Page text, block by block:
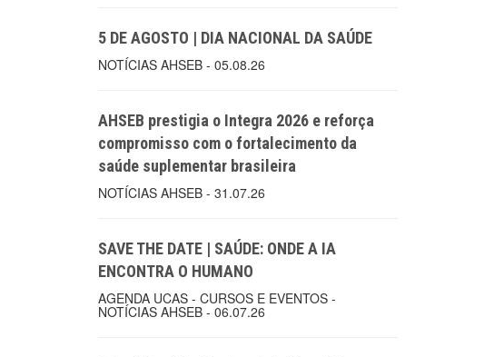
5 DE AGOSTO | DIA NACIONAL DA SAÚDE
NOTÍCIAS AHSEB - 05.08.26
AHSEB prestigia o Integra 2026 e reforça
compromisso com o fortalecimento da
saúde suplementar brasileira
NOTÍCIAS AHSEB - 31.07.26
SAVE THE DATE | SAÚDE: ONDE A IA
ENCONTRA O HUMANO
AGENDA UCAS - CURSOS E EVENTOS -
NOTÍCIAS AHSEB - 06.07.26